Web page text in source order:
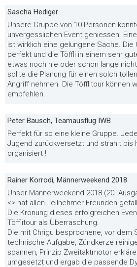
Sascha Hediger
Unsere Gruppe von 10 Personen
unvergesslichen Event geniessen.
ist wirklich eine gelungene Sache. Die
perfekt und die Töffli in einem sehr
etwas noch nie oder schon lange
sollte die Planung für einen solch
Angriff nehmen. Die Töfflitour können
empfehlen.
Peter Bausch, Teamausflug IWB
Perfekt für so eine kleine Gruppe.
Jugend zurückversetzt und strahlt bis
organisiert !
Rainer Korrodi, Männerweekend 2018
Unser Männerweekend 2018 (20.
<> hat allen Teilnehmer-Freunden
Die Krönung dieses erfolgreichen
Töfflitour als Überraschung.
Die mit Chrigu besprochene, vor dem
technische Aufgabe, Zündkerze
spannen, Prinzip Zweitaktmotor
umgesetzt und ergab die passende